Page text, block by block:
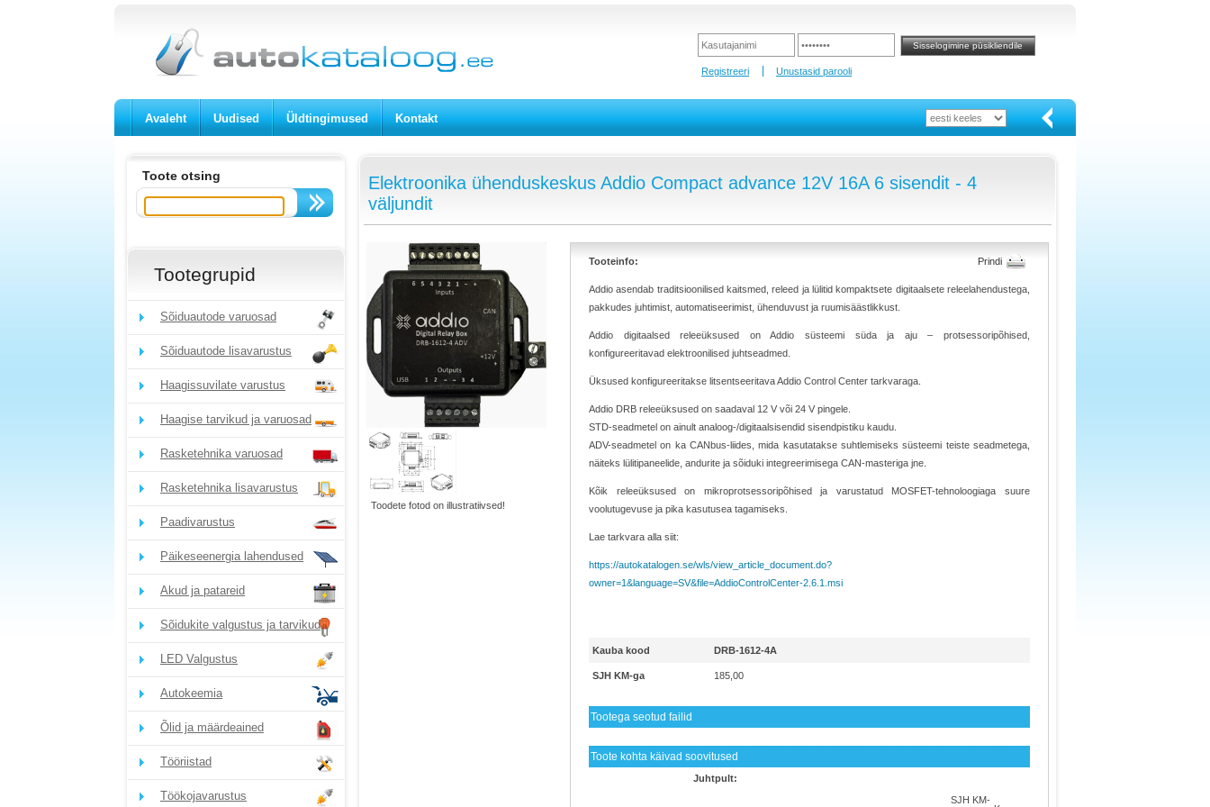
Registreeri Unustasid parooli
Avaleht Uudised Üldtingimused Kontakt
Toote otsing
Tootegrupid
Sõiduautode varuosad
Sõiduautode lisavarustus
Haagissuvilate varustus
Haagise tarvikud ja varuosad
Rasketehnika varuosad
Rasketehnika lisavarustus
Paadivarustus
Päikeseenergia lahendused
Akud ja patareid
Sõidukite valgustus ja tarvikud
LED Valgustus
Autokeemia
Õlid ja määrdeained
Tööriistad
Töökojavarustus
Elektroonika ühenduskeskus Addio Compact advance 12V 16A 6 sisendit - 4
väljundit
Toodete fotod on illustratiivsed!
Prindi
Tooteinfo:
Addio asendab traditsioonilised kaitsmed, releed ja lülitid kompaktsete digitaalsete releelahendustega,
pakkudes juhtimist, automatiseerimist, ühenduvust ja ruumisäästlikkust.
Addio digitaalsed releeüksused on Addio süsteemi süda ja aju – protsessoripõhised,
konfigureeritavad elektroonilised juhtseadmed.
Üksused konfigureeritakse litsentseeritava Addio Control Center tarkvaraga.
Addio DRB releeüksused on saadaval 12 V või 24 V pingele.
STD-seadmetel on ainult analoog-/digitaalsisendid sisendpistiku kaudu.
ADV-seadmetel on ka CANbus-liides, mida kasutatakse suhtlemiseks süsteemi teiste seadmetega,
näiteks lülitipaneelide, andurite ja sõiduki integreerimisega CAN-masteriga jne.
Kõik releeüksused on mikroprotsessoripõhised ja varustatud MOSFET-tehnoloogiaga suure
voolutugevuse ja pika kasutusea tagamiseks.
Lae tarkvara alla siit:
https://autokatalogen.se/wls/view_article_document.do?
owner=1&language=SV&file=AddioControlCenter-2.6.1.msi
Kauba kood DRB-1612-4A
SJH KM-ga 185,00
Tootega seotud failid
Toote kohta käivad soovitused
Juhtpult:
SJH KM-